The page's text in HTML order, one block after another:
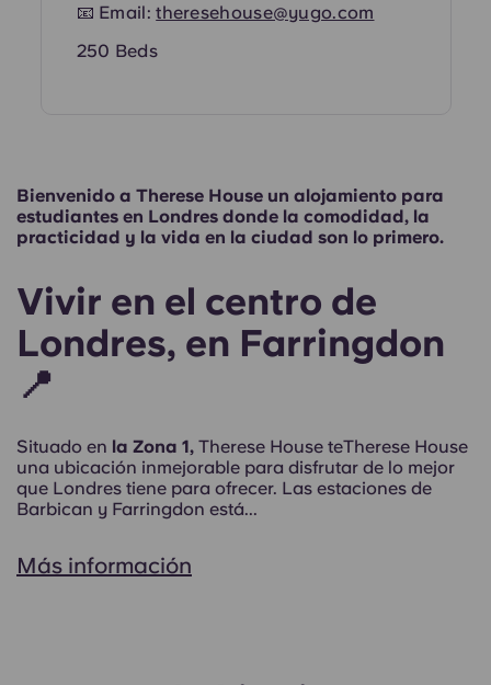
Bienvenido a Therese House un alojamiento para
estudiantes en Londres donde la comodidad, la
practicidad y la vida en la ciudad son lo primero.
Vivir en el centro de
Londres, en Farringdon
📍
Situado en la Zona 1, Therese House teTherese House
una ubicación inmejorable para disfrutar de lo mejor
que Londres tiene para ofrecer. Las estaciones de
Barbican y Farringdon está...
Más información
📧 Email:theresehouse@yugo.com
250 Beds